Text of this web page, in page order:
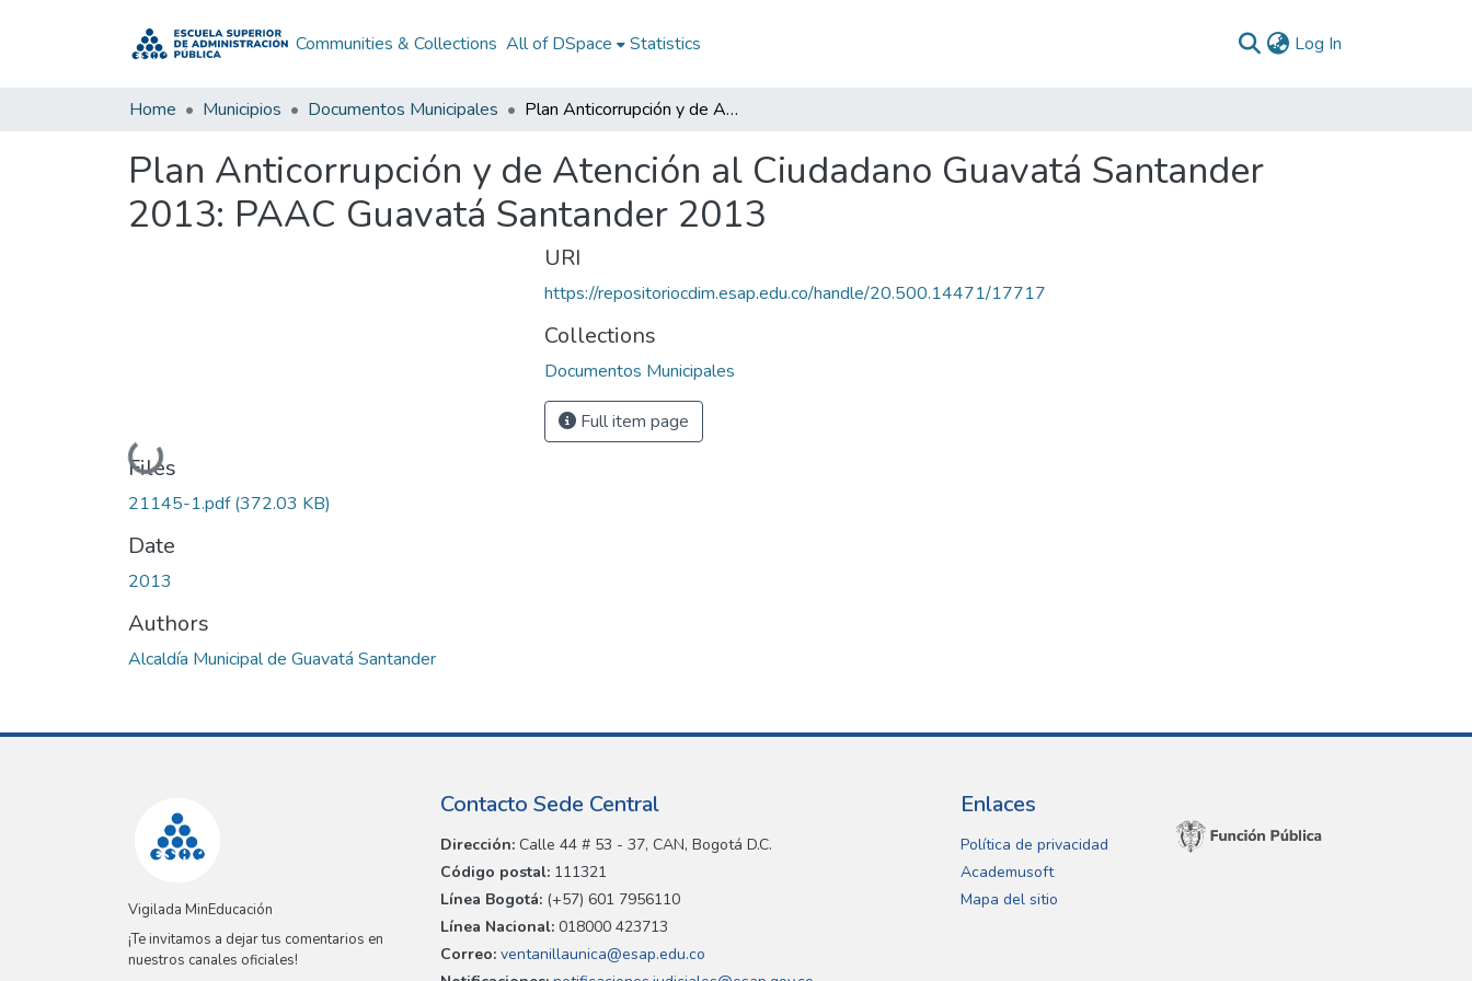
Communities & Collections All of DSpace Statistics Log In
Home Municipios Documentos Municipales Plan Anticorrupción y de Atención al Ciudadano Guavatá Santander 2013: PAAC Guavatá Santander 2013
Plan Anticorrupción y de Atención al Ciudadano Guavatá Santander
2013: PAAC Guavatá Santander 2013
Loading...
Files
21145-1.pdf(372.03 KB)
Date
2013
Authors
Alcaldía Municipal de Guavatá Santander
URI
https://repositoriocdim.esap.edu.co/handle/20.500.14471/17717
Collections
Documentos Municipales
Full item page
Vigilada MinEducación
¡Te invitamos a dejar tus comentarios en
nuestros canales oficiales!
Contacto Sede Central
Dirección: Calle 44 # 53 - 37, CAN, Bogotá D.C.
Código postal: 111321
Línea Bogotá: (+57) 601 7956110
Línea Nacional: 018000 423713
Correo: ventanillaunica@esap.edu.co
Enlaces
Política de privacidad
Academusoft
Mapa del sitio